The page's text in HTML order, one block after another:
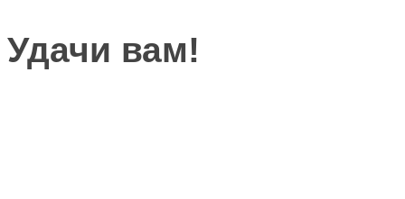
Удачи вам!